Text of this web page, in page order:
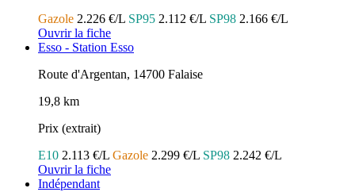
Gazole 2.226 €/L SP95 2.112 €/L SP98 2.166 €/L
Ouvrir la fiche
Esso - Station Esso
Route d'Argentan, 14700 Falaise
19,8 km
Prix (extrait)
E10 2.113 €/L Gazole 2.299 €/L SP98 2.242 €/L
Ouvrir la fiche
Indépendant